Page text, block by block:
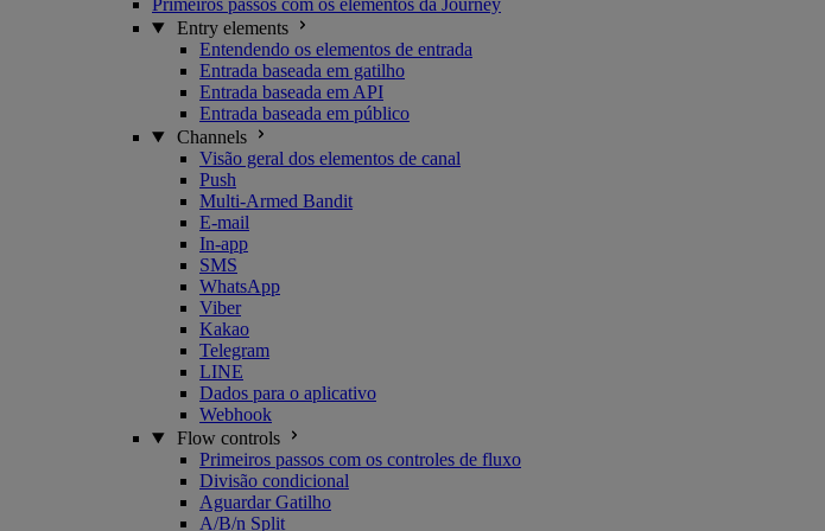
Primeiros passos com os elementos da Journey
Entry elements
Entendendo os elementos de entrada
Entrada baseada em gatilho
Entrada baseada em API
Entrada baseada em público
Channels
Visão geral dos elementos de canal
Push
Multi-Armed Bandit
E-mail
In-app
SMS
WhatsApp
Viber
Kakao
Telegram
LINE
Dados para o aplicativo
Webhook
Flow controls
Primeiros passos com os controles de fluxo
Divisão condicional
Aguardar Gatilho
A/B/n Split